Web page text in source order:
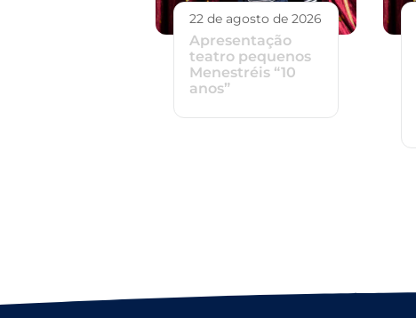
22 de agosto de 2026
Apresentação
teatro pequenos
Menestréis “10
anos”